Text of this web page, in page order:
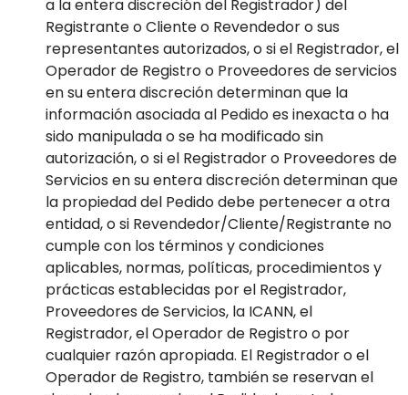
a la entera discreción del Registrador) del
Registrante o Cliente o Revendedor o sus
representantes autorizados, o si el Registrador, el
Operador de Registro o Proveedores de servicios
en su entera discreción determinan que la
información asociada al Pedido es inexacta o ha
sido manipulada o se ha modificado sin
autorización, o si el Registrador o Proveedores de
Servicios en su entera discreción determinan que
la propiedad del Pedido debe pertenecer a otra
entidad, o si Revendedor/Cliente/Registrante no
cumple con los términos y condiciones
aplicables, normas, políticas, procedimientos y
prácticas establecidas por el Registrador,
Proveedores de Servicios, la ICANN, el
Registrador, el Operador de Registro o por
cualquier razón apropiada. El Registrador o el
Operador de Registro, también se reservan el